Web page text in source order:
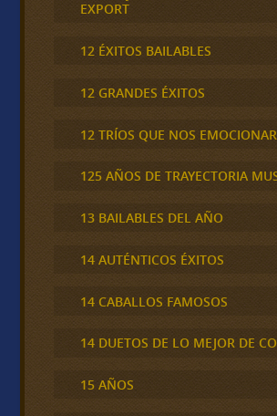
EXPORT
12 ÉXITOS BAILABLES
12 GRANDES ÉXITOS
12 TRÍOS QUE NOS
125 AÑOS DE TRAYECTORIA
13 BAILABLES DEL AÑO
14 AUTÉNTICOS ÉXITOS
14 CABALLOS FAMOSOS
14 DUETOS DE LO MEJOR DE
15 AÑOS